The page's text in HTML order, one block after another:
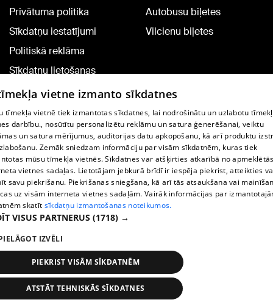
Privātuma politika
Sīkdatņu iestatījumi
Politiskā reklāma
Sīkdatņu lietošanas
noteikumi
Komentāru pievienošana
Autobusu biļetes
Vilcienu biļetes
TV programma
Līguma noteikumi
360 Ziņu kontakti
Helio Media
Portāla palīdzības dienests: e-pasts -
All rights reserved.
Ziņas Meklēt 1188 play
vietne izmanto sīkdatnes
tīmekļa vietnē tiek izmantotas sīkdatnes, lai nodrošinātu un uzlabotu
darbību., nosūtītu personalizētu reklāmu un satura ģenerēšanai, veiktu
un satura mērījumus, auditorijas datu apkopošanu, kā arī produktu
Zemāk sniedzam informāciju par visām sīkdatnēm, kuras tiek
mūsu tīmekļa vietnēs. Sīkdatnes var atšķirties atkarībā no
vietnes sadaļas. Lietotājam jebkurā brīdī ir iespēja piekrist, atteikties
savu piekrišanu. Piekrišanas sniegšana, kā arī tās atsaukšana vai
uz visām interneta vietnes sadaļām. Vairāk informācijas par
skatīt sīkdatņu izmantošanas noteikumos.
VISUS PARTNERUS (1718) →
IZVĒLI
PIEKRIST VISĀM SĪKDATNĒM
ATSTĀT TEHNISKĀS SĪKDATNES